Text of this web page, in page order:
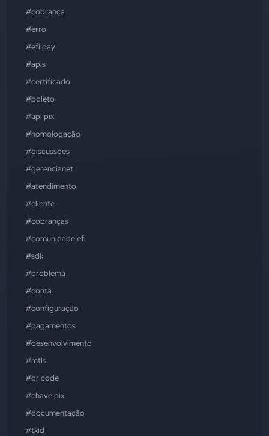
#cobrança
#erro
#efí pay
#apis
#certificado
#boleto
#api pix
#homologação
#discussões
#gerencianet
#atendimento
#cliente
#cobranças
#comunidade efí
#sdk
#problema
#conta
#configuração
#pagamentos
#desenvolvimento
#mtls
#qr code
#chave pix
#documentação
#txid